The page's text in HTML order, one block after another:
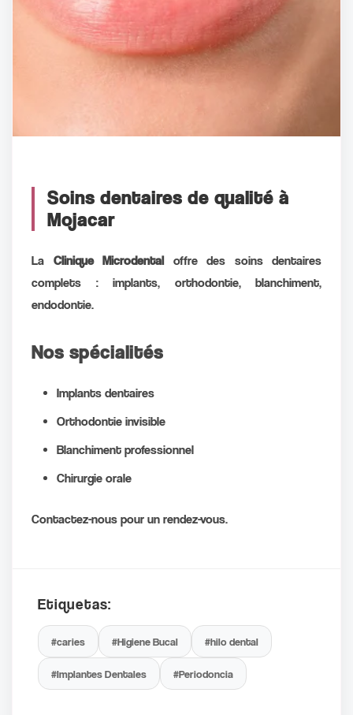
Soins dentaires de qualité à
Mojacar
La Clinique Microdentaloffre des soins dentaires
complets : implants, orthodontie, blanchiment,
endodontie.
Nos spécialités
Implants dentaires
Orthodontie invisible
Blanchiment professionnel
Chirurgie orale
Contactez-nous pour un rendez-vous.
Etiquetas:
#caries #Higiene Bucal #hilo dental
#Implantes Dentales #Periodoncia